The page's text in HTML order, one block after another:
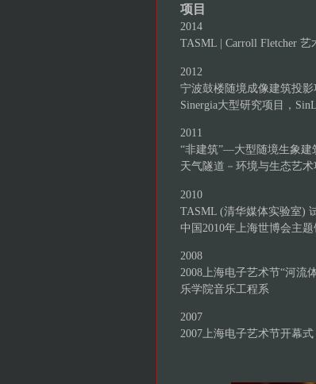
项目
2014
TASML | Carroll Fletcher
2012
宁波鼓楼随境成像建筑投
Sinergia大型研究项目，
2011
“非建筑”—大型随境生象建
天气隧道－环境与生态艺
2010
TASML (清华媒体实验室)
中国2010年上海世博会主
2008
2008上海电子艺术节“河流
乐学院音乐工程系
2007
2007上海电子艺术节开幕